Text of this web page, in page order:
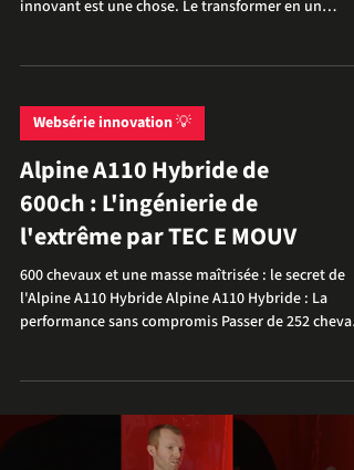
innovant est une chose. Le transformer en un
une autre. C'est précisément la mission de TEC E
MOUV depuis plus de 30 ans : accompagner les
porteurs de projets dans le développement de
solutions de mobilité innovantes, de la définition
besoin jusqu'à la réalisation du démonstrateur et
des premières séries. Invité de l'émission P
Websérie innovation 💡
Alpine A110 Hybride de
600ch : L'ingénierie de
l'extrême par TEC E MOUV
600 chevaux et une masse maîtrisée : le secret de
performance sans compromis Passer de 252
châssis aussi compact que l’Alpine A110 n’est pas
seulement un défi, c’est une prouesse d’ingénierie